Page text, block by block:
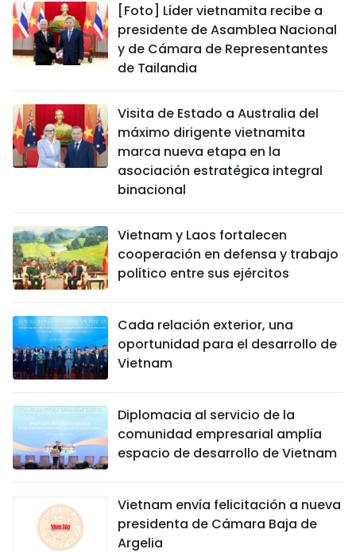
[Foto] Líder vietnamita recibe a
presidente de Asamblea Nacional
y de Cámara de Representantes
de Tailandia
Visita de Estado a Australia del
máximo dirigente vietnamita
marca nueva etapa en la
asociación estratégica integral
binacional
Vietnam y Laos fortalecen
cooperación en defensa y trabajo
político entre sus ejércitos
Cada relación exterior, una
oportunidad para el desarrollo de
Vietnam
Diplomacia al servicio de la
comunidad empresarial amplía
espacio de desarrollo de Vietnam
Vietnam envía felicitación a nueva
presidenta de Cámara Baja de
Argelia